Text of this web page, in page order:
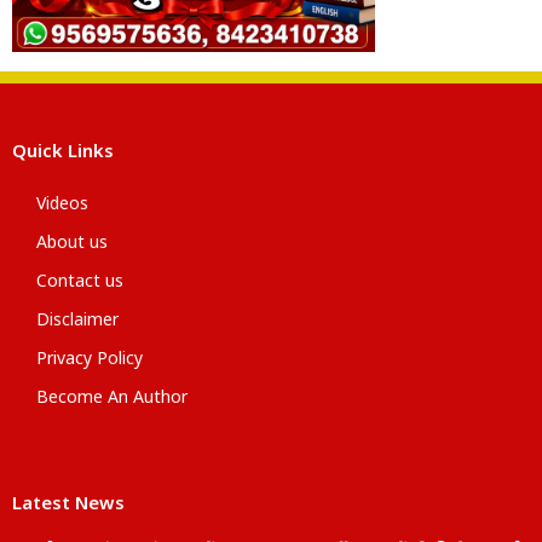
Quick Links
Videos
About us
Contact us
Disclaimer
Privacy Policy
Become An Author
Latest News